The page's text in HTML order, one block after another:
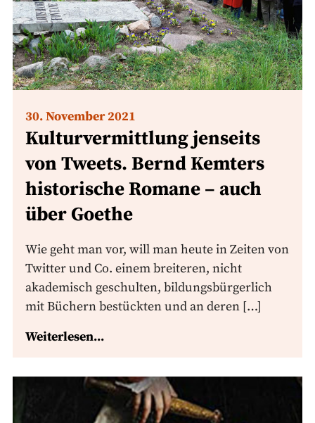
30. November 2021
Kulturvermittlung jenseits
von Tweets. Bernd Kemters
historische Romane – auch
über Goethe
Wie geht man vor, will man heute in Zeiten von
Twitter und Co. einem breiteren, nicht
akademisch geschulten, bildungsbürgerlich
mit Büchern bestückten und an deren […]
Weiterlesen...